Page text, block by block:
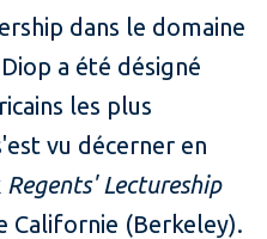
dans le domaine
a été désigné
les plus
vu décerner en
Regents' Lectureship
Californie (Berkeley).